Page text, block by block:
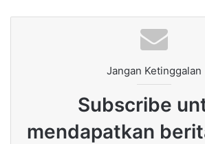
Jangan Ketinggalan
Subscribe
mendapatkan